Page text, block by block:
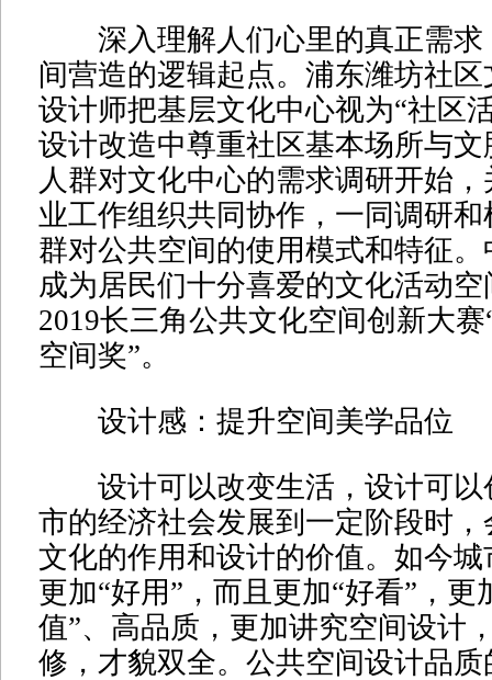
深入理解人们心里的真正需求
间营造的逻辑起点。浦东潍坊社
设计师把基层文化中心视为“社区
设计改造中尊重社区基本场所与
人群对文化中心的需求调研开始
业工作组织共同协作，一同调研
群对公共空间的使用模式和特征
成为居民们十分喜爱的文化活动
2019长三角公共文化空间创新大
空间奖”。
设计感：提升空间美学品位
设计可以改变生活，设计可以
市的经济社会发展到一定阶段时
文化的作用和设计的价值。如今
更加“好用”，而且更加“好看”，更
值”、高品质，更加讲究空间设计
修，才貌双全。公共空间设计品